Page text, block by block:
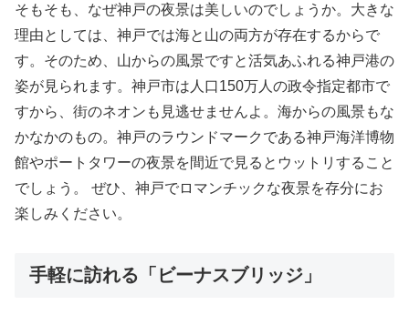
そもそも、なぜ神戸の夜景は美しいのでしょうか。大きな
理由としては、神戸では海と山の両方が存在するからで
す。そのため、山からの風景ですと活気あふれる神戸港の
姿が見られます。神戸市は人口150万人の政令指定都市で
すから、街のネオンも見逃せませんよ。海からの風景もな
かなかのもの。神戸のラウンドマークである神戸海洋博物
館やポートタワーの夜景を間近で見るとウットリすること
でしょう。 ぜひ、神戸でロマンチックな夜景を存分にお
楽しみください。
手軽に訪れる「ビーナスブリッジ」